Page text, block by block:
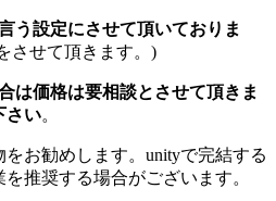
う設定にさせて頂いておりま
させて頂きます。)
は価格は要相談とさせて頂きま
さい。
お勧めします。unityで完結する
推奨する場合がございます。